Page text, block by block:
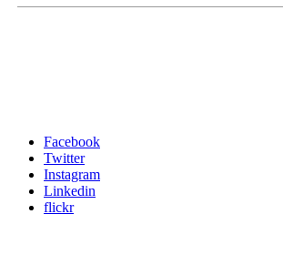
Facebook
Twitter
Instagram
Linkedin
flickr